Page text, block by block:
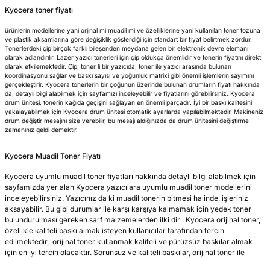
Kyocera toner fiyatı
ürünlerin modellerine yani orjinal mi muadil mi ve özelliklerine yani kullanılan toner tozuna
ve plastik aksamlarına göre değişiklik gösterdiği için standart bir fiyat belirtmek zordur.
Tonerlerdeki çip birçok farklı bileşenden meydana gelen bir elektronik devre elemanı
olarak adlandırılır. Lazer yazıcı tonerleri için çip oldukça önemlidir ve tonerin fiyatını direkt
olarak etkilemektedir. Çip, toner li bir yazıcıda; toner ile yazıcı arasında bulunan
koordinasyonu sağlar ve baskı sayısı ve yoğunluk matrixi gibi önemli işlemlerin sayımını
gerçekleştirir. Kyocera tonerlerin bir çoğunun üzerinde bulunan drumların fiyatı hakkında
da, detaylı bilgi alabilmek için sayfamızı inceleyebilir ve fiyatlarını görebilirsiniz. Kyocera
drum ünitesi, tonerin kağıda geçişini sağlayan en önemli parçadır. İyi bir baskı kalitesini
yakalayabilmek için Kyocera drum ünitesi otomatik ayarlarda yapılabilmektedir. Makineniz
drum değiştir mesajını size verebilir, bu mesajı aldığınızda da drum ünitesini değiştirme
zamanınız geldi demektir.
Kyocera Muadil Toner Fiyatı
Kyocera uyumlu muadil toner fiyatları hakkında detaylı bilgi alabilmek için
sayfamızda yer alan Kyocera yazıcılara uyumlu muadil toner modellerini
inceleyebilirsiniz. Yazıcınız da ki muadil tonerin bitmesi halinde, işleriniz
aksayabilir. Bu gibi durumlar ile karşı karşıya kalmamak için yedek toner
bulundurulması gereken sarf malzemelerden ilki dir . Kyocera orijinal toner,
özellikle kaliteli baskı almak isteyen kullanıcılar tarafından tercih
edilmektedir, orijinal toner kullanmak kaliteli ve pürüzsüz baskılar almak
için en iyi tercih olacaktır. Sorunsuz ve kaliteli baskılar, orijinal toner ile
Listesi
Listesi
Toner Listesi
LBP Toner Listesi
Listesi
Kartuş Listesi
Listesi
Listesi
Listesi
Listesi
Kartuşlar
Kartuşları
Kartuşlar
Kartuşları
Mürekkepli Kartuşları
Mürekkepli Kartuşları
Mürekkepli Kartuşları
Serisi Kartuşlar
Serisi Kartuşlar
Kartuşlar
Kartuşlar
Kartuşlar
KartuşlarTonerleri
Tonerleri
Toner Listesi
Toner Listesi
Listesi
Listesi